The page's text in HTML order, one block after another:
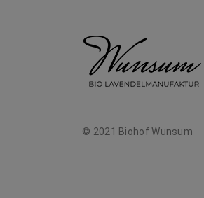
© 2021 Biohof Wunsum